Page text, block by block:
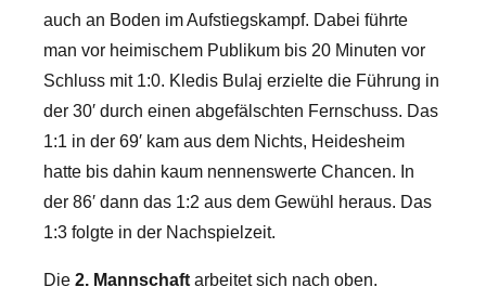
auch an Boden im Aufstiegskampf. Dabei führte
man vor heimischem Publikum bis 20 Minuten vor
Schluss mit 1:0. Kledis Bulaj erzielte die Führung in
der 30′ durch einen abgefälschten Fernschuss. Das
1:1 in der 69′ kam aus dem Nichts, Heidesheim
hatte bis dahin kaum nennenswerte Chancen. In
der 86′ dann das 1:2 aus dem Gewühl heraus. Das
1:3 folgte in der Nachspielzeit.
Die 2. Mannschaft arbeitet sich nach oben.